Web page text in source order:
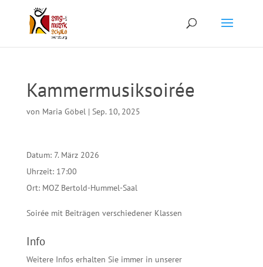
Kammermusiksoirée
von Maria Göbel| Sep. 10, 2025
Datum: 7. März 2026
Uhrzeit: 17:00
Ort: MOZ Bertold-Hummel-Saal
Soirée mit Beiträgen verschiedener Klassen
Info
Weitere Infos erhalten Sie immer in unserer